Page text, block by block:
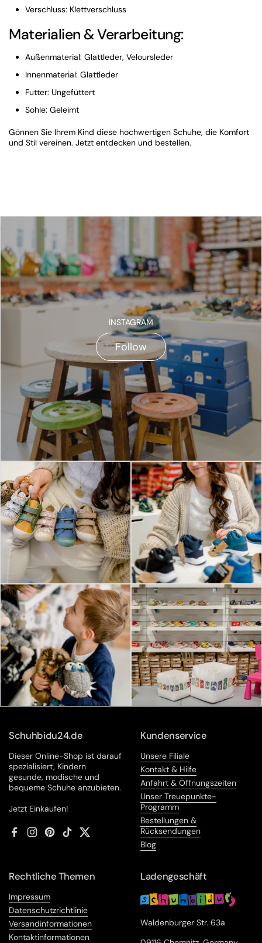
Verschluss: Klettverschluss
Materialien & Verarbeitung:
Außenmaterial: Glattleder, Veloursleder
Innenmaterial: Glattleder
Futter: Ungefüttert
Sohle: Geleimt
Gönnen Sie Ihrem Kind diese hochwertigen Schuhe, die Komfort
und Stil vereinen. Jetzt entdecken und bestellen.
INSTAGRAM
Follow
Schuhbidu24.de
Dieser Online-Shop ist darauf
spezialisiert, Kindern
gesunde, modische und
bequeme Schuhe anzubieten.
Jetzt Einkaufen!
FacebookInstagram
Pinterest
TikTokTwitter
Kundenservice
Unsere Filiale
Kontakt & Hilfe
Anfahrt & Öffnungszeiten
Unser Treuepunkte-
Programm
Bestellungen &
Rücksendungen
Blog
Rechtliche Themen
Impressum
Datenschutzrichtlinie
Versandinformationen
Kontaktinformationen
Ladengeschäft
Waldenburger Str. 63a